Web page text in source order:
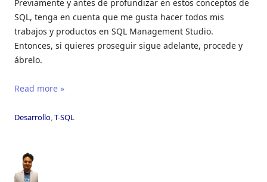
Previamente y antes de profundizar en estos conceptos de
SQL, tenga en cuenta que me gusta hacer todos mis
trabajos y productos en SQL Management Studio.
Entonces, si quieres proseguir sigue adelante, procede y
ábrelo.
Read more »
Desarrollo,T-SQL